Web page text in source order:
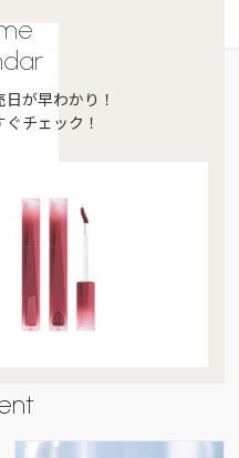
が早わかり！
チェック！